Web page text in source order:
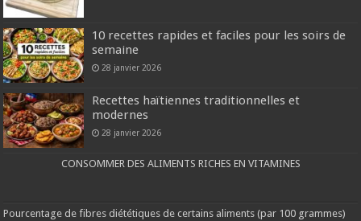
10 recettes rapides et faciles pour les soirs de
semaine
28 janvier 2026
Recettes haïtiennes traditionnelles et
modernes
28 janvier 2026
CONSOMMER DES ALIMENTS RICHES EN VITAMINES
Pourcentage de fibres diététiques de certains aliments (par 100 grammes)